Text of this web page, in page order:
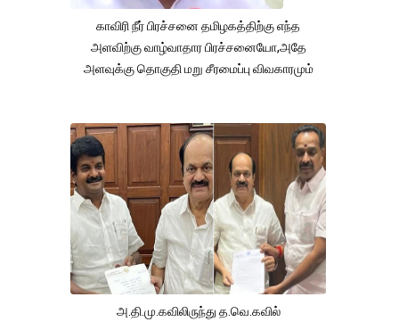
காவிரி நீர் பிரச்சனை தமிழகத்திற்கு எந்த
அளவிற்கு வாழ்வாதார பிரச்சனையோ,அதே
அளவுக்கு தொகுதி மறு சீரமைப்பு விவகாரமும்
அ.தி.மு.கவிலிருந்து த.வெ.கவில்